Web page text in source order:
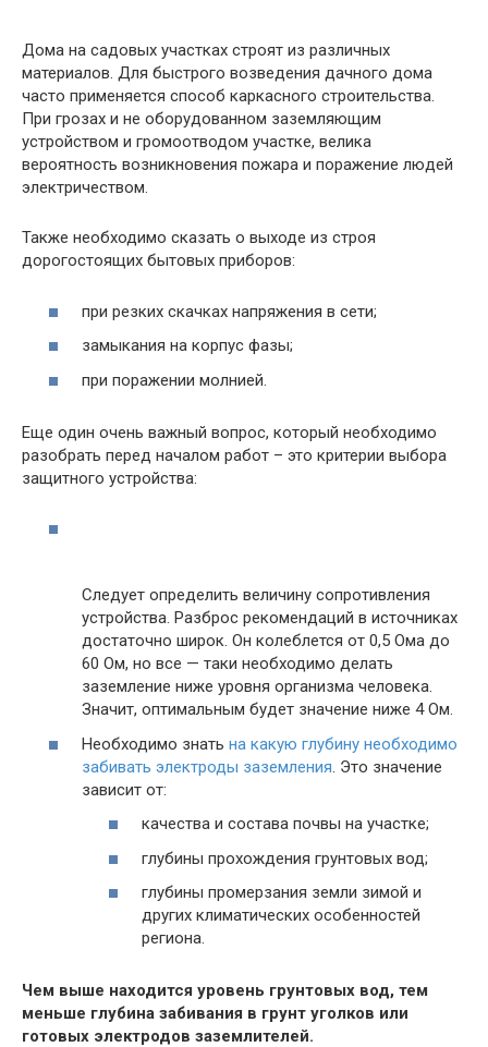
Дома на садовых участках строят из различных
материалов. Для быстрого возведения дачного дома
часто применяется способ каркасного строительства.
При грозах и не оборудованном заземляющим
устройством и громоотводом участке, велика
вероятность возникновения пожара и поражение людей
электричеством.
Также необходимо сказать о выходе из строя
дорогостоящих бытовых приборов:
при резких скачках напряжения в сети;
замыкания на корпус фазы;
при поражении молнией.
Еще один очень важный вопрос, который необходимо
разобрать перед началом работ – это критерии выбора
защитного устройства:
Следует определить величину сопротивления
устройства. Разброс рекомендаций в источниках
достаточно широк. Он колеблется от 0,5 Ома до
60 Ом, но все — таки необходимо делать
заземление ниже уровня организма человека.
Значит, оптимальным будет значение ниже 4 Ом.
Необходимо знать на какую глубину необходимо
забивать электроды заземления . Это значение
зависит от:
качества и состава почвы на участке;
глубины прохождения грунтовых вод;
глубины промерзания земли зимой и
других климатических особенностей
региона.
Чем выше находится уровень грунтовых вод, тем
меньше глубина забивания в грунт уголков или
готовых электродов заземлителей.